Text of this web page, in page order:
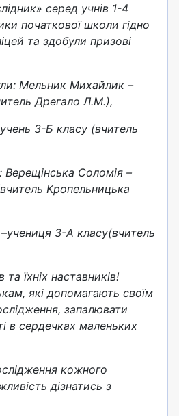
серед учнів 1-4
початкової школи гідно
та здобули призові
Мельник Михайлик –
Дрегало Л.М.),
3-Б класу (вчитель
Верещінська Соломія –
Кропельницька
3-А класу(вчитель
їхніх наставників!
які допомагають своїм
запалювати
в сердечках маленьких
кожного
дізнатись з